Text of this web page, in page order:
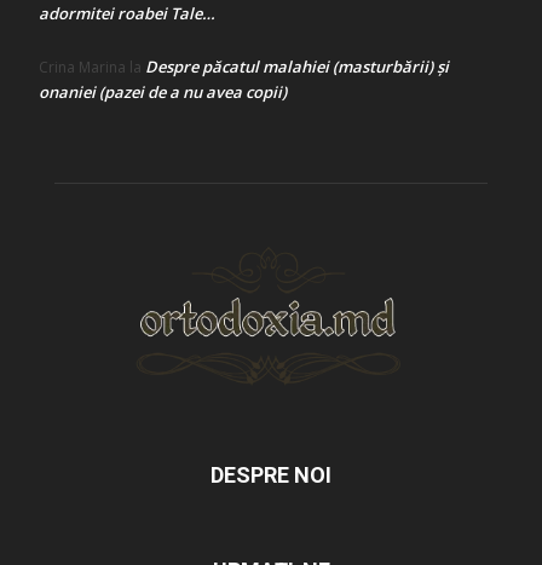
adormitei roabei Tale…
Crina Marina la Despre păcatul malahiei (masturbării) şi
onaniei (pazei de a nu avea copii)
DESPRE NOI